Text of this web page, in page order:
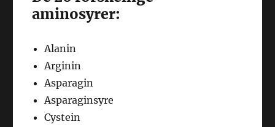
aminosyrer:
Alanin
Arginin
Asparagin
Asparaginsyre
Cystein